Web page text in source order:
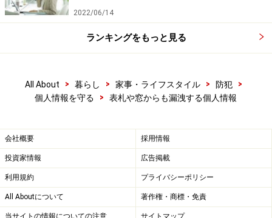
次のページでは、「窓」と「洗濯物」から漏れる個人情
い。
2022/06/14
ランキングをもっと見る
All About > 暮らし > 家事・ライフスタイル > 防犯
>
個人情報を守る
> 表札や窓からも漏洩する個人情報
会社概要 採用情報
投資家情報 広告掲載
利用規約 プライバシーポリシー
All Aboutについて 著作権・商標・免責